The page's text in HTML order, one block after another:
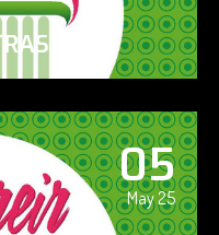
NO
05
May 25